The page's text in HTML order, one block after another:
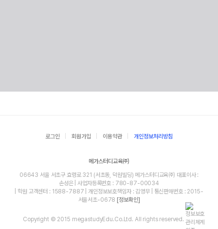
로그인 회원가입 이용약관 개인정보처리방침
메가스터디교육㈜
06643 서울 서초구 효령로 321 (서초동, 덕원빌딩) 메가스터디교육㈜ 대표이사 :
손성은 | 사업자등록번호 : 780-87-00034
| 학원 고객센터 : 1588-7887 | 개인정보보호책임자 : 김영무 | 통신판매번호 : 2015-
서울서초-0678 [정보확인]
Copyright © 2015 megastudyEdu.Co.Ltd. All rights reserved.